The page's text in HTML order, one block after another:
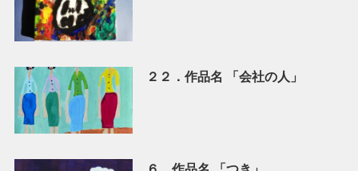
２２．作品名 「会社の人」